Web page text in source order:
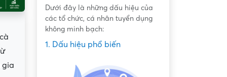
gia
Dưới đây là những dấu hiệu của
các tổ chức, cá nhân tuyển dụng
không minh bạch:
1. Dấu hiệu phổ biến